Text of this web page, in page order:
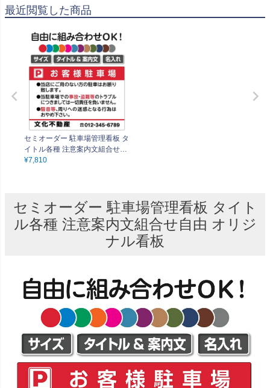
最近閲覧した商品
セミオーダー 駐車場管理看板 タ
イトル各種 注意案内文組合せ自
由 オリジナル看板
¥7,810
セミオーダー 駐車場管理看板 タイト
ル各種 注意案内文組合せ自由 オリジ
ナル看板